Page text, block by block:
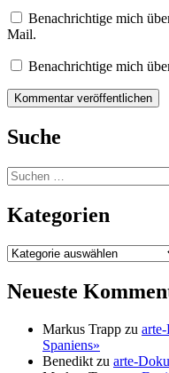
Benachrichtige mich
Mail.
Benachrichtige mich
Suche
Suchen
nach:
Kategorien
Kategorien
Neueste
Markus Trapp zu
Spaniens»
Benedikt zu arte-